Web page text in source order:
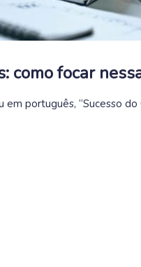
como focar
em português, “Sucesso